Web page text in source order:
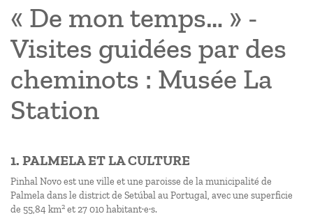
« De mon temps… » -
Visites guidées par des
cheminots : Musée La
Station
1. PALMELA ET LA CULTURE
Pinhal Novo est une ville et une paroisse de la municipalité de
Palmela dans le district de Setúbal au Portugal, avec une superficie
de 55,84 km2 et 27 010 habitant·e·s.